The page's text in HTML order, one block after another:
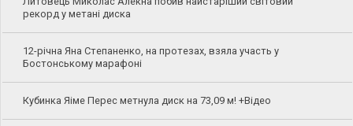
рекорд у метані диска
12-річна Яна Степаненко, на протезах, взяла участь у
Бостонському марафоні
Кубинка Яіме Перес метнула диск на 73,09 м! +Відео